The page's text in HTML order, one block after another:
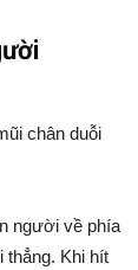
chân duỗi
người về phía
Khi hít